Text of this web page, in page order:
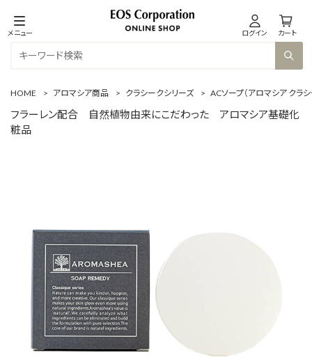
メニュー ログイン カート
HOME > アロマシア商品 > クラシークシリーズ > ACソープ（アロマシア クラ
フラーレン配合 自然植物由来にこだわった アロマシア基礎化
粧品